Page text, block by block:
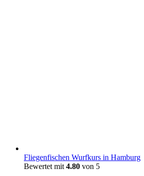
Fliegenfischen Wurfkurs in Hamburg
Bewertet mit 4.80 von 5